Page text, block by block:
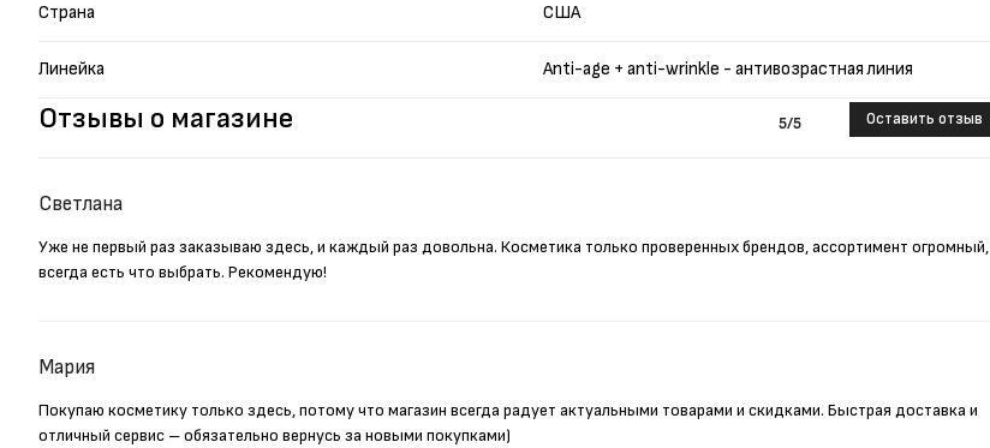
Отзывы о магазине 5/5 Оставить отзыв
Светлана
Уже не первый раз заказываю здесь, и каждый раз довольна. Косметика только проверенных брендов, ассортимент огромный,
всегда есть что выбрать. Рекомендую!
Мария
Покупаю косметику только здесь, потому что магазин всегда радует актуальными товарами и скидками. Быстрая доставка и
отличный сервис – обязательно вернусь за новыми покупками)
Страна США
Линейка Anti-age + anti-wrinkle - антивозрастная линия